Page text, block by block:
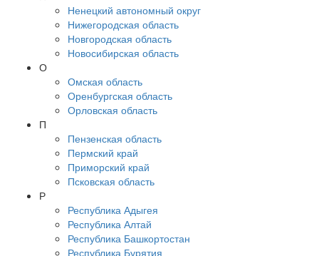
Ненецкий автономный округ
Нижегородская область
Новгородская область
Новосибирская область
О
Омская область
Оренбургская область
Орловская область
П
Пензенская область
Пермский край
Приморский край
Псковская область
Р
Республика Адыгея
Республика Алтай
Республика Башкортостан
Республика Бурятия